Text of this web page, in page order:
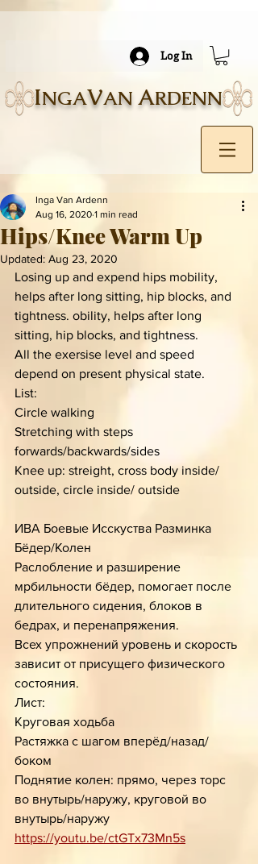
Log In
INGAVAN ARDENN
Hips/Knee Warm Up
Inga Van Ardenn
Aug 16, 2020 1 min read
Updated: Aug 23, 2020
Losing up and expend hips mobility,
helps after long sitting, hip blocks, and
tightness. obility, helps after long
sitting, hip blocks, and tightness.
All the exersise level and speed
depend on present physical state.
List:
Circle walking
Stretching with steps
forwards/backwards/sides
Knee up: streight, cross body inside/
outside, circle inside/ outside
ИВА Боевые Исскуства Разминка
Бёдер/Колен
Раслобление и разширение
мрбильности бёдер, помогает после
длительного сидения, блоков в
бедрах, и перенапряжения.
Всех упрожнений уровень и скорость
зависит от присущего физического
состояния.
Лист:
Круговая ходьба
Растяжка с шагом вперёд/назад/
боком
Поднятие колен: прямо, через торс
во внутырь/наружу, круговой во
внутырь/наружу
https://youtu.be/ctGTx73Mn5s